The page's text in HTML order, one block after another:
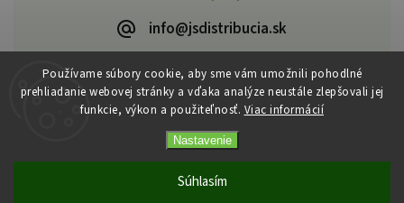
Používame súbory cookie, aby sme vám umožnili pohodlné
prehliadanie webovej stránky a vďaka analýze neustále zlepšovali jej
funkcie, výkon a použiteľnosť. Viac informácií
Nastavenie
Súhlasím
info@jsdistribucia.sk
Copyright 2026 J.Š. Distribúcia. Všetky práva vyhradené.
VytvořilShoptet| Design